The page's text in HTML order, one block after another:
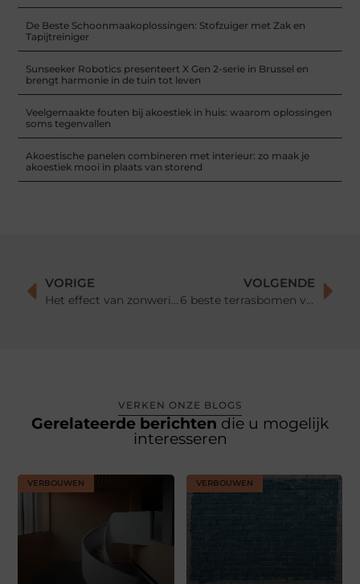
De Beste Schoonmaakoplossingen: Stofzuiger met Zak en
Tapijtreiniger
Sunseeker Robotics presenteert X Gen 2-serie in Brussel en
brengt harmonie in de tuin tot leven
Veelgemaakte fouten bij akoestiek in huis: waarom oplossingen
soms tegenvallen
Akoestische panelen combineren met interieur: zo maak je
akoestiek mooi in plaats van storend
VORIGE
Het effect van zonwering op energie-efficiëntie in huizen
VOLGENDE
6 beste terrasbomen voor een perfecte buitenruimte
VERKEN ONZE BLOGS
Gerelateerde berichten die u mogelijk
interesseren
VERBOUWEN VERBOUWEN